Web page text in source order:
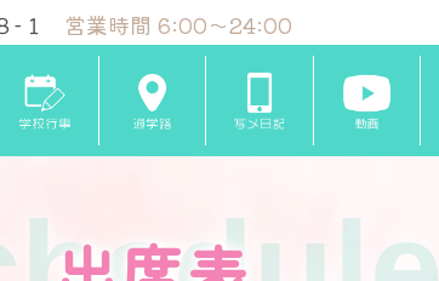
-１ 営業時間 6:00～24:00